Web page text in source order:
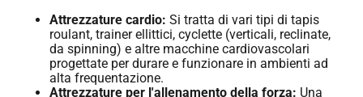
Attrezzature cardio: Si tratta di vari tipi di tapis
roulant, trainer ellittici, cyclette (verticali, reclinate,
da spinning) e altre macchine cardiovascolari
progettate per durare e funzionare in ambienti ad
alta frequentazione.
Attrezzature per l'allenamento della forza: Una